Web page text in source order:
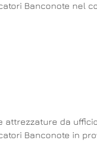
Banconote nel
attrezzature da
Banconote in